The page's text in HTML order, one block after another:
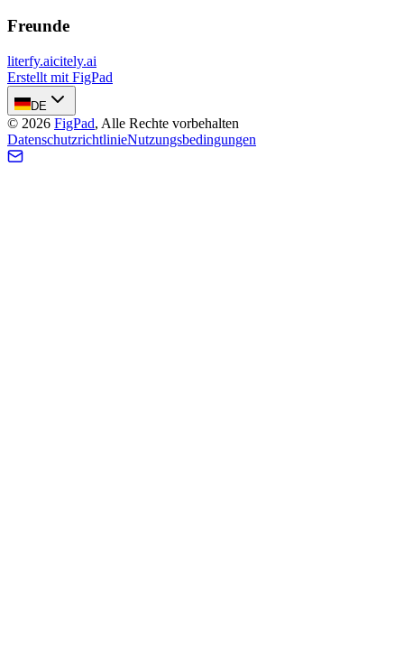
Freunde
literfy.aicitely.ai
Erstellt mit FigPad
DE
© 2026 FigPad, Alle Rechte vorbehalten
DatenschutzrichtlinieNutzungsbedingungen